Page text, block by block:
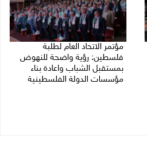
مؤتمر الاتحاد العام لطلبة
فلسطين: رؤية واضحة للنهوض
بمستقبل الشباب واعادة بناء
مؤسسات الدولة الفلسطينية